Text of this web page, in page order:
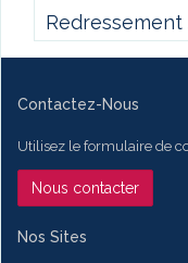
Redressement
Contactez-Nous
Utilisez le formulaire de
Nous contacter
Nos Sites